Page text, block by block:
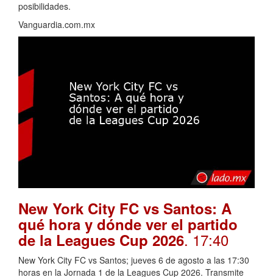
posibilidades.
Vanguardia.com.mx
New York City FC vs Santos: A
qué hora y dónde ver el partido
de la Leagues Cup 2026. 17:40
New York City FC vs Santos; jueves 6 de agosto a las 17:30
horas en la Jornada 1 de la Leagues Cup 2026. Transmite